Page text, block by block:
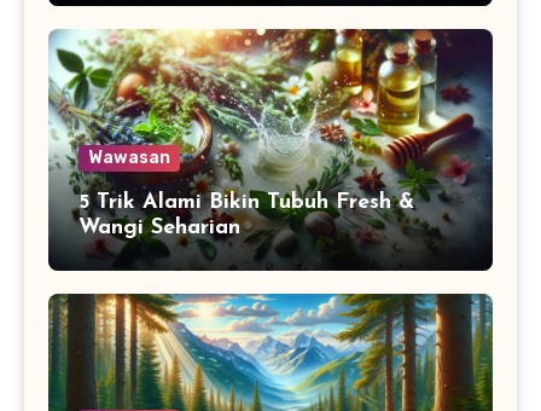
Wawasan
5 Trik Alami Bikin Tubuh Fresh &
Wangi Seharian